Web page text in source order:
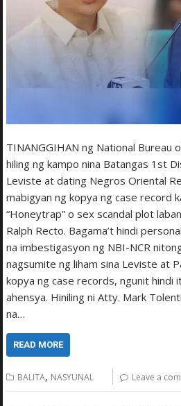
TINANGGIHAN ng National Bureau
hiling ng kampo nina Batangas 1st
Leviste at dating Negros Oriental
mabigyan ng kopya ng case record
“Honeytrap” o sex scandal plot
Ralph Recto. Bagama’t hindi
na imbestigasyon ng NBI-NCR
nagsumite ng liham sina Leviste at
kopya ng case records, ngunit hindi
ahensya. Hiniling ni Atty. Mark
na…
READ MORE
BALITA, NASYUNAL Leave a